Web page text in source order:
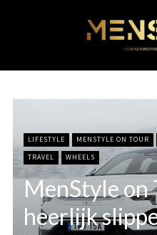
LIFESTYLE MENSTYLE ON TOUR
TRAVEL
WHEELS
MenStyle on
heerlijk